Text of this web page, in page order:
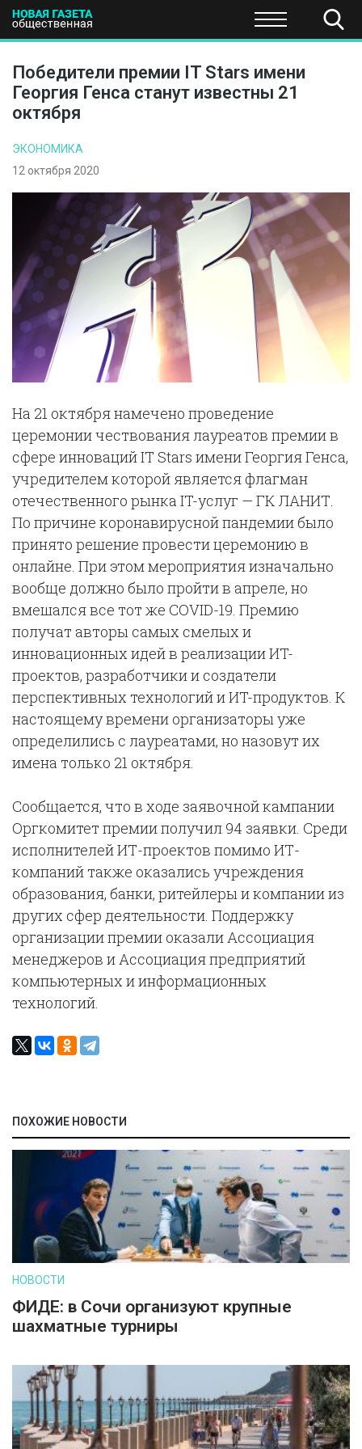
ПОЛИТИКА ЭКОНОМИКА НАУКА И
Победители премии IT Stars имени
Георгия Генса станут известны 21
октября
ЭКОНОМИКА
12 октября 2020
На 21 октября намечено проведение
церемонии чествования лауреатов премии в
сфере инноваций IT Stars имени Георгия Генса,
учредителем которой является флагман
отечественного рынка IT-услуг — ГК ЛАНИТ.
По причине коронавирусной пандемии было
принято решение провести церемонию в
онлайне. При этом мероприятия изначально
вообще должно было пройти в апреле, но
вмешался все тот же COVID-19. Премию
получат авторы самых смелых и
инновационных идей в реализации ИT-
проектов, разработчики и создатели
перспективных технологий и ИT-продуктов. К
настоящему времени организаторы уже
определились с лауреатами, но назовут их
имена только 21 октября.
Сообщается, что в ходе заявочной кампании
Оргкомитет премии получил 94 заявки. Среди
исполнителей ИТ-проектов помимо ИТ-
компаний также оказались учреждения
образования, банки, ритейлеры и компании из
других сфер деятельности. Поддержку
организации премии оказали Ассоциация
менеджеров и Ассоциация предприятий
компьютерных и информационных
технологий.
ПОХОЖИЕ НОВОСТИ
НОВОСТИ
ФИДЕ: в Сочи организуют крупные
шахматные турниры